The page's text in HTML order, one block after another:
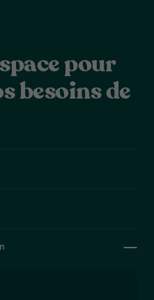
pour
besoins de